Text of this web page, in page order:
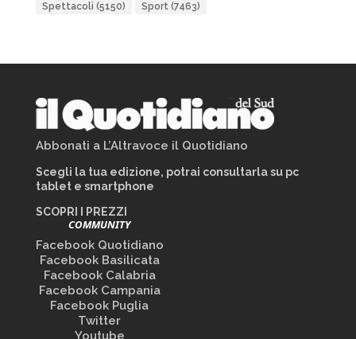
Spettacoli (5150) Sport(7463)
Abbonati a L’Altravoce il Quotidiano
Scegli la tua edizione, potrai consultarla su pc
tablet e smartphone
SCOPRI I PREZZI
COMMUNITY
Facebook Quotidiano
Facebook Basilicata
Facebook Calabria
Facebook Campania
Facebook Puglia
Twitter
Youtube